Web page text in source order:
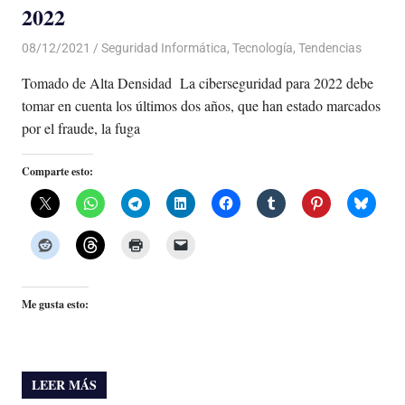
2022
08/12/2021 De todo un Poco
Seguridad Informática, Tecnología, Tendencias
Tomado de Alta Densidad La ciberseguridad para 2022 debe
tomar en cuenta los últimos dos años, que han estado marcados
por el fraude, la fuga
Comparte esto:
Me gusta esto:
LEER MÁS